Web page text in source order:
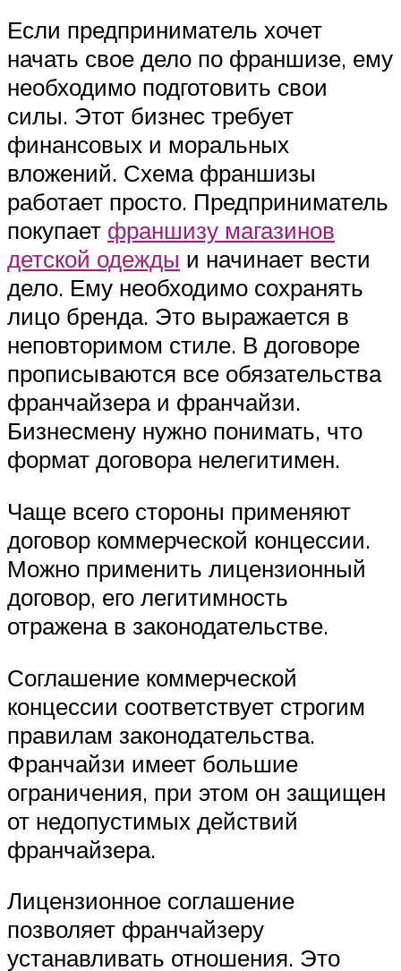
Если предприниматель хочет
начать свое дело по франшизе, ему
необходимо подготовить свои
силы. Этот бизнес требует
финансовых и моральных
вложений. Схема франшизы
работает просто. Предприниматель
покупает франшизу магазинов
детской одежды и начинает вести
дело. Ему необходимо сохранять
лицо бренда. Это выражается в
неповторимом стиле. В договоре
прописываются все обязательства
франчайзера и франчайзи.
Бизнесмену нужно понимать, что
формат договора нелегитимен.
Чаще всего стороны применяют
договор коммерческой концессии.
Можно применить лицензионный
договор, его легитимность
отражена в законодательстве.
Соглашение коммерческой
концессии соответствует строгим
правилам законодательства.
Франчайзи имеет большие
ограничения, при этом он защищен
от недопустимых действий
франчайзера.
Лицензионное соглашение
позволяет франчайзеру
устанавливать отношения. Это